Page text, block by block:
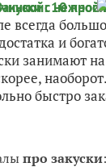
всегда
и
занимают
быстро
про закуски: